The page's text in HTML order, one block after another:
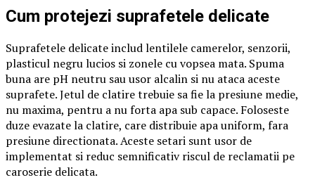
Cum protejezi suprafetele delicate
Suprafetele delicate includ lentilele camerelor, senzorii,
plasticul negru lucios si zonele cu vopsea mata. Spuma
buna are pH neutru sau usor alcalin si nu ataca aceste
suprafete. Jetul de clatire trebuie sa fie la presiune medie,
nu maxima, pentru a nu forta apa sub capace. Foloseste
duze evazate la clatire, care distribuie apa uniform, fara
presiune directionata. Aceste setari sunt usor de
implementat si reduc semnificativ riscul de reclamatii pe
caroserie delicata.